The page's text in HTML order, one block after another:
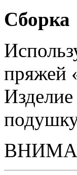
Сборка
пряжей